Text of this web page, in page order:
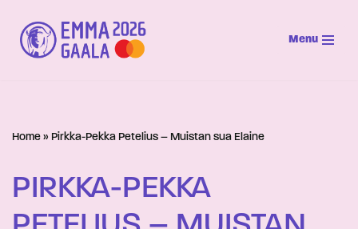
Siirry
suoraan
Menu
Home » Pirkka-Pekka Petelius – Muistan sua Elaine
PIRKKA-PEKKA